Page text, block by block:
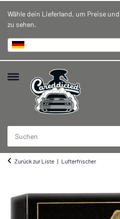
Wähle dein Lieferland, um Preise
zu sehen.
Zurück zur Liste Lufterfrischer